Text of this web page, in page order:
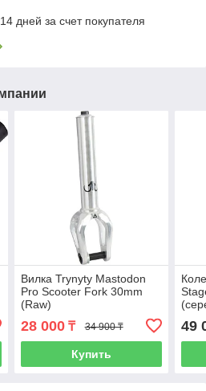
дней за счет покупателя
Вилка Trynyty Mastodon
Pro Scooter Fork 30mm
(Raw)
28 000₸ 34 900 ₸
Купить
49